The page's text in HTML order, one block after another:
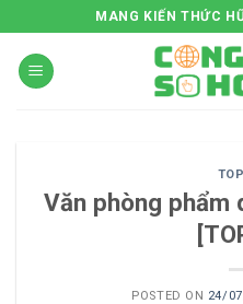
to
content
MANG KIẾN THỨC
Văn phòng phẩm
POSTED ON 24/